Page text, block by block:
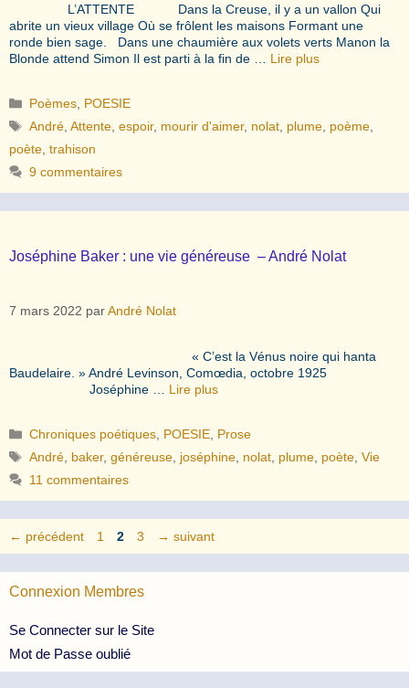
L’ATTENTE Dans la Creuse, il y a un vallon Qui
abrite un vieux village Où se frôlent les maisons Formant une
ronde bien sage. Dans une chaumière aux volets verts Manon la
Blonde attend Simon Il est parti à la fin de … Lire plus
Catégories
Poèmes POESIE
Étiquettes
André ,Attente ,espoir, mourir d'aimer, nolat plume poème
poète trahison
9 commentaires
Joséphine Baker : une vie généreuse – André Nolat
7 mars 2022 parAndré Nolat
« C’est la Vénus noire qui hanta
Baudelaire. » André Levinson, Comœdia, octobre 1925
Joséphine … Lire plus
Catégories
Chroniques poétiques POESIE Prose
Étiquettes
André baker,généreuse joséphine nolat plume poète ,Vie
11 commentaires
← précédent Page
1 Page
2 Page
3 → suivant
Connexion Membres
Se Connecter sur le Site
Mot de Passe oublié